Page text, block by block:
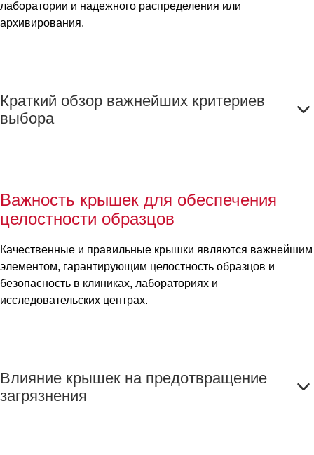
лаборатории и надежного распределения или
архивирования.
Краткий обзор важнейших критериев
выбора
Важность крышек для обеспечения
целостности образцов
Качественные и правильные крышки являются важнейшим
элементом, гарантирующим целостность образцов и
безопасность в клиниках, лабораториях и
исследовательских центрах.
Влияние крышек на предотвращение
загрязнения